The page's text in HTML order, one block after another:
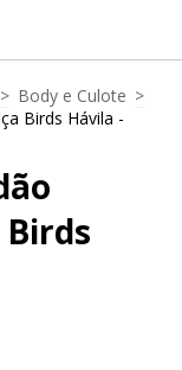
> Body e Culote >
Birds Hávila -
Birds